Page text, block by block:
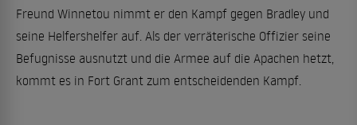
Freund Winnetou nimmt er den Kampf gegen Bradley und
seine Helfershelfer auf. Als der verräterische Offizier seine
Befugnisse ausnutzt und die Armee auf die Apachen hetzt,
kommt es in Fort Grant zum entscheidenden Kampf.